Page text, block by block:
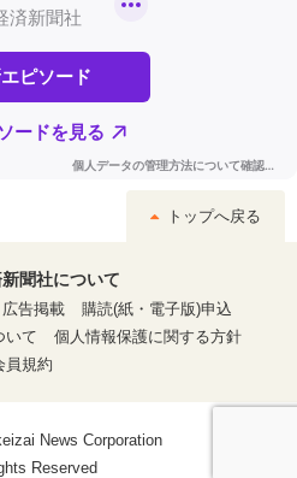
トップへ戻る
聞社について
広告掲載
購読(紙・電子版)申込
いて
個人情報保護に関する方針
員規約
News Corporation
Reserved